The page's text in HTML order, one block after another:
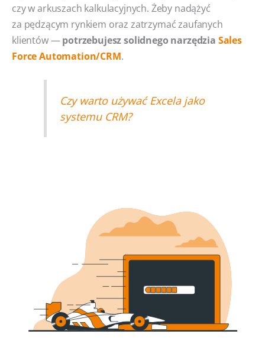
czy w arkuszach kalkulacyjnych. Żeby nadążyć
za pędzącym rynkiem oraz zatrzymać zaufanych
klientów —potrzebujesz solidnego narzędzia Sales
Force Automation/CRM.
Czy warto używać Excela jako
systemu CRM?